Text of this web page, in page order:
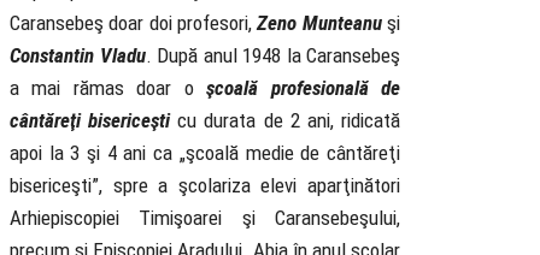
Caransebeş doar doi profesori,Zeno Munteanuşi
Constantin Vladu. După anul 1948 la Caransebeş
a mai rămas doar oşcoală profesională de
cântăreţi bisericeşticu durata de 2 ani, ridicată
apoi la 3 şi 4 ani ca „şcoală medie de cântăreţi
bisericeşti”, spre a şcolariza elevi aparţinători
Arhiepiscopiei Timişoarei şi Caransebeşului,